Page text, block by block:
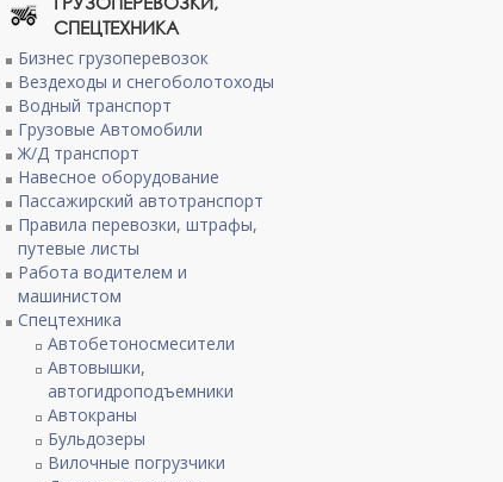
СПЕЦТЕХНИКА
Бизнес грузоперевозок
Вездеходы и снегоболотоходы
Водный транспорт
Грузовые Автомобили
Ж/Д транспорт
Навесное оборудование
Пассажирский автотранспорт
Правила перевозки, штрафы,
путевые листы
Работа водителем и
машинистом
Спецтехника
Автобетоносмесители
Автовышки,
автогидроподъемники
Автокраны
Бульдозеры
Вилочные погрузчики